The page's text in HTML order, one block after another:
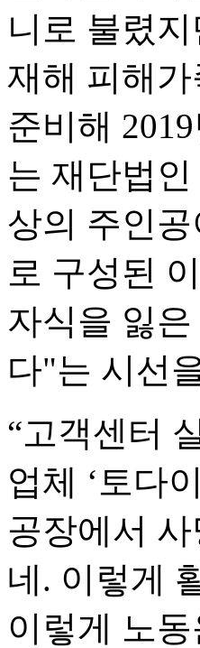
니로 불렸
재해 피해
준비해
는 재단법
상의 주인
로 구성된
자식을 잃
다"는 시선
“고객센터
업체 ‘토다
공장에서
네. 이렇게
이렇게 노